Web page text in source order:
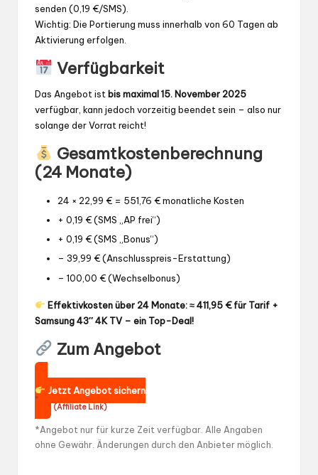
senden (0,19 €/SMS).
Wichtig: Die Portierung muss innerhalb von 60 Tagen ab
Aktivierung erfolgen.
Verfügbarkeit
Das Angebot ist bis maximal 15. November 2025
verfügbar, kann jedoch vorzeitig beendet sein – also nur
solange der Vorrat reicht!
Gesamtkostenberechnung
(24 Monate)
24 × 22,99 € = 551,76 € monatliche Kosten
+ 0,19 € (SMS „AP frei“)
+ 0,19 € (SMS „Bonus“)
– 39,99 € (Anschlusspreis-Erstattung)
– 100,00 € (Wechselbonus)
Effektivkosten über 24 Monate: ≈ 411,95 € für Tarif +
Samsung 43″ 4K TV – ein Top-Deal!
Zum Angebot
Jetzt Angebot sichern
*
(Affiliate Link)
*Angebot nur für kurze Zeit verfügbar. Alle Angaben
ohne Gewähr. Änderungen durch den Anbieter möglich.